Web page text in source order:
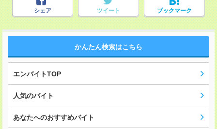
シェア ツイート ブックマーク
かんたん検索はこちら
エンバイトTOP
人気のバイト
あなたへのおすすめバイト